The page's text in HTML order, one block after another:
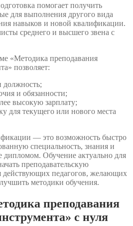
помогает получить
для выполнения другого вида
навыков и новой квалификации.
среднего и высшего звена с
«Методика преподавания
позволяет:
должность;
и обязанности;
высокую зарплату;
для текущего или нового места
— это возможность быстро
специальность, знания и
Обучение актуально для
преподавательскую
действующих педагогов, желающих
методики обучения.
преподавания
с нуля